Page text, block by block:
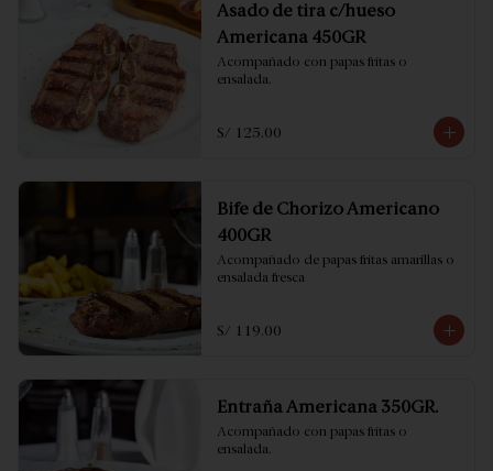
Asado de tira c/hueso
Americana 450GR
Acompañado con papas fritas o
ensalada.
S/ 125.00
Bife de Chorizo Americano
400GR
Acompañado de papas fritas amarillas o
ensalada fresca
S/ 119.00
Entraña Americana 350GR.
Acompañado con papas fritas o
ensalada.